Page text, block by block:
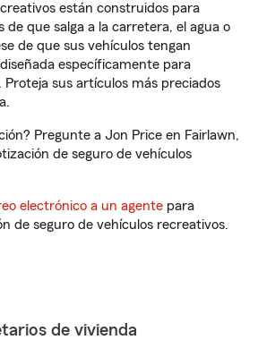
están construidos para
que salga a la carretera, el agua o
de que sus vehículos tengan
específicamente para
sus artículos más preciados
Pregunte a Jon Price en Fairlawn,
de seguro de vehículos
electrónico a un agente para
de seguro de vehículos recreativos.
de vivienda